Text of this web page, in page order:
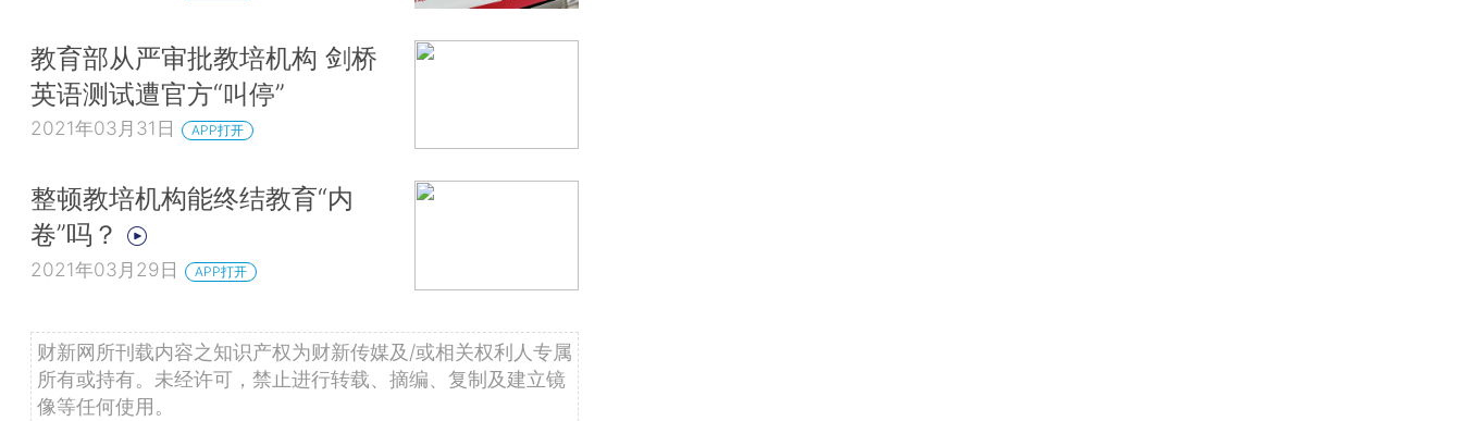
教育部从严审批教培机构 剑桥
英语测试遭官方“叫停”
2021年03月31日 APP打开
整顿教培机构能终结教育“内
卷”吗？
2021年03月29日 APP打开
财新网所刊载内容之知识产权为财新传媒及/或相关权利人专属
所有或持有。未经许可，禁止进行转载、摘编、复制及建立镜
像等任何使用。